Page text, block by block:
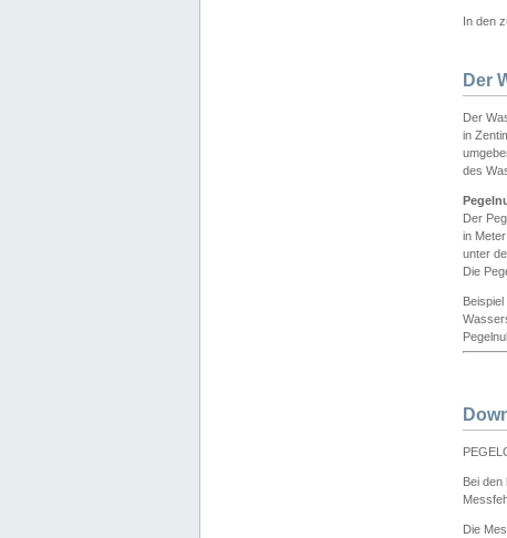
In den
Der
Der
in
des
Der
in
unter
Die
Bei
Die